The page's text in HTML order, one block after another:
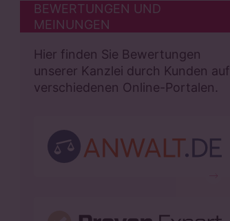
BEWERTUNGEN UND
MEINUNGEN
Hier finden Sie Bewertungen
unserer Kanzlei durch Kunden auf
verschiedenen Online-Portalen.